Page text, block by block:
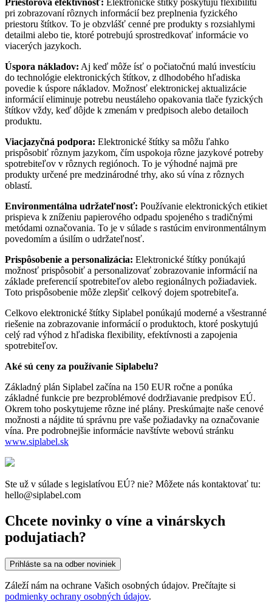
pri zobrazovaní rôznych informácií bez preplnenia fyzického
priestoru štítkov. To je obzvlášť cenné pre produkty s rozsiahlymi
detailmi alebo tie, ktoré potrebujú sprostredkovať informácie vo
viacerých jazykoch.
Úspora nákladov: Aj keď môže ísť o počiatočnú malú investíciu
do technológie elektronických štítkov, z dlhodobého hľadiska
povedie k úspore nákladov. Možnosť elektronickej aktualizácie
informácií eliminuje potrebu neustáleho opakovania tlače fyzických
štítkov vždy, keď dôjde k zmenám v predpisoch alebo detailoch
produktu.
Viacjazyčná podpora: Elektronické štítky sa môžu ľahko
prispôsobiť rôznym jazykom, čím uspokoja rôzne jazykové potreby
spotrebiteľov v rôznych regiónoch. To je výhodné najmä pre
produkty určené pre medzinárodné trhy, ako sú vína z rôznych
oblastí.
Environmentálna udržateľnosť: Používanie elektronických etikiet
prispieva k zníženiu papierového odpadu spojeného s tradičnými
metódami označovania. To je v súlade s rastúcim environmentálnym
povedomím a úsilím o udržateľnosť.
Prispôsobenie a personalizácia: Elektronické štítky ponúkajú
možnosť prispôsobiť a personalizovať zobrazovanie informácií na
základe preferencií spotrebiteľov alebo regionálnych požiadaviek.
Toto prispôsobenie môže zlepšiť celkový dojem spotrebiteľa.
Celkovo elektronické štítky Siplabel ponúkajú moderné a všestranné
riešenie na zobrazovanie informácií o produktoch, ktoré poskytujú
celý rad výhod z hľadiska flexibility, efektívnosti a zapojenia
spotrebiteľov.
Aké sú ceny za používanie Siplabelu?
Základný plán Siplabel začína na 150 EUR ročne a ponúka
základné funkcie pre bezproblémové dodržiavanie predpisov EÚ.
Okrem toho poskytujeme rôzne iné plány. Preskúmajte naše cenové
možnosti a nájdite tú správnu pre vaše požiadavky na označovanie
vína. Pre podrobnejšie informácie navštívte webovú stránku
www.siplabel.sk
Ste už v súlade s legislatívou EÚ? nie? Môžete nás kontaktovať tu:
hello@siplabel.com
Chcete novinky o víne a vinárskych
podujatiach?
Prihláste sa na odber noviniek
Záleží nám na ochrane Vašich osobných údajov. Prečítajte si
podmienky ochrany osobných údajov.